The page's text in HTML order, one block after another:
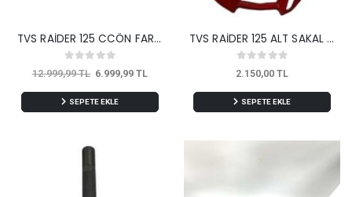
TVS RAİDER 125 CCÖN FAR KOMPLE ORJİNAL
12.999,99 TL 6.999,99 TL
SEPETE EKLE
TVS RAİDER 125 ALT SAKAL KIRMIZI ORJİNAL
2.150,00 TL
SEPETE EKLE